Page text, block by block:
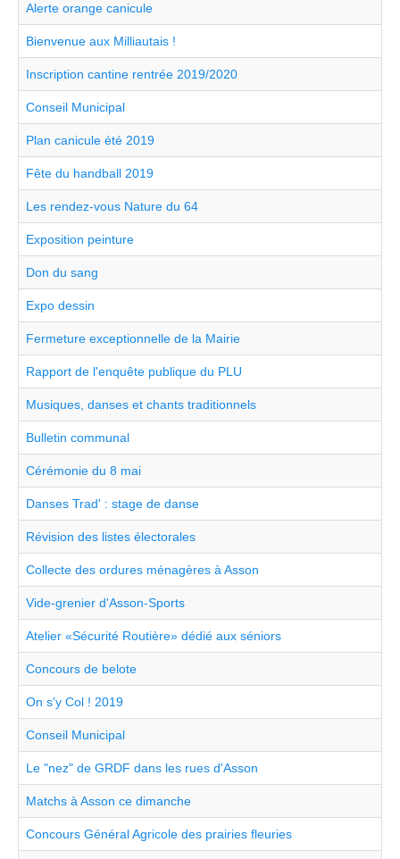
Alerte orange canicule
Bienvenue aux Milliautais !
Inscription cantine rentrée 2019/2020
Conseil Municipal
Plan canicule été 2019
Fête du handball 2019
Les rendez-vous Nature du 64
Exposition peinture
Don du sang
Expo dessin
Fermeture exceptionnelle de la Mairie
Rapport de l'enquête publique du PLU
Musiques, danses et chants traditionnels
Bulletin communal
Cérémonie du 8 mai
Danses Trad' : stage de danse
Révision des listes électorales
Collecte des ordures ménagères à Asson
Vide-grenier d'Asson-Sports
Atelier «Sécurité Routière» dédié aux séniors
Concours de belote
On s'y Col ! 2019
Conseil Municipal
Le "nez" de GRDF dans les rues d'Asson
Matchs à Asson ce dimanche
Concours Général Agricole des prairies fleuries